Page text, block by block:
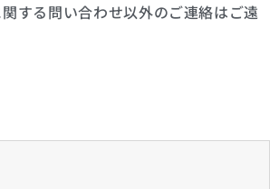
する問い合わせ以外のご連絡はご遠